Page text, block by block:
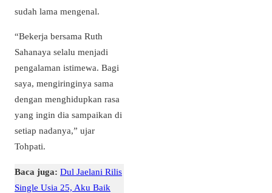
sudah lama mengenal.
“Bekerja bersama Ruth
Sahanaya selalu menjadi
pengalaman istimewa. Bagi
saya, mengiringinya sama
dengan menghidupkan rasa
yang ingin dia sampaikan di
setiap nadanya,” ujar
Tohpati.
Baca juga: Dul Jaelani Rilis
Single Usia 25, Aku Baik